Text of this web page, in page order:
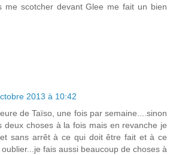
me scotcher devant Glee me fait un bien
2013 à 10:42
de Taïso, une fois par semaine....sinon
deux choses à la fois mais en revanche je
sans arrêt à ce qui doit être fait et à ce
fais aussi beaucoup de choses à